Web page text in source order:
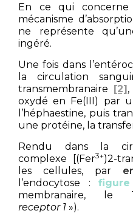
En ce qui
mécanisme
ne représente
ingéré.
Une fois dans
la circulation
transmembranaire [2]
oxydé en Fe(III) par
l’héphaestine, puis
une protéine, la
Rendu dans la
complexe [(Fer3+)2-
les cellules, par
l’endocytose :
membranaire,
receptor 1 »).